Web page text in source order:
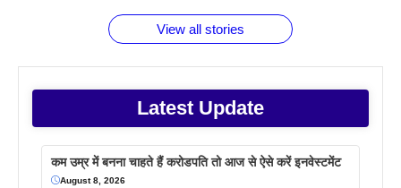
View all stories
Latest Update
कम उम्र में बनना चाहते हैं करोडपति तो आज से ऐसे करें इनवेस्टमेंट
August 8, 2026